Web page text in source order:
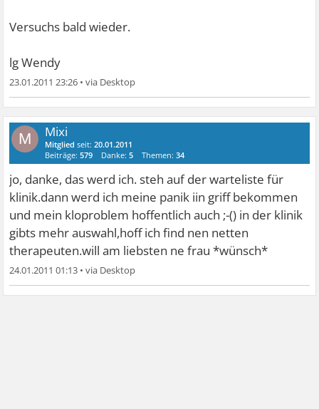
Versuchs bald wieder.
lg Wendy
23.01.2011 23:26 •
M Mixi
Mitglied seit:20.01.2011
Beiträge:579 Danke:5 Themen:34
jo, danke, das werd ich. steh auf der warteliste für
klinik.dann werd ich meine panik iin griff bekommen
und mein kloproblem hoffentlich auch ;-() in der klinik
gibts mehr auswahl,hoff ich find nen netten
therapeuten.will am liebsten ne frau *wünsch*
24.01.2011 01:13 •